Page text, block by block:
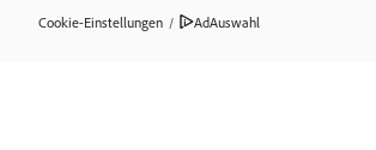
Cookie-Einstellungen / AdAuswahl